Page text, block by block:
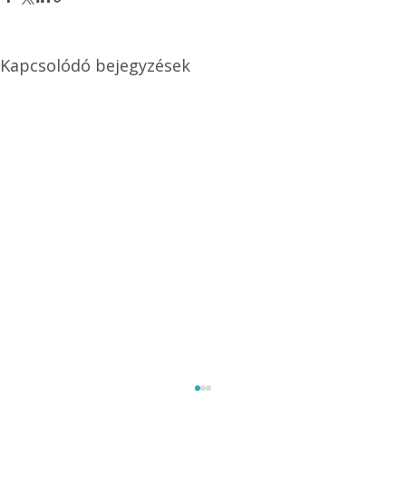
Kapcsolódó bejegyzések